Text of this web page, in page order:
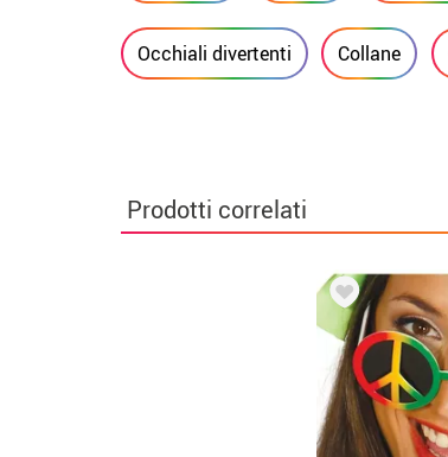
Occhiali divertenti Collane
Prodotti correlati